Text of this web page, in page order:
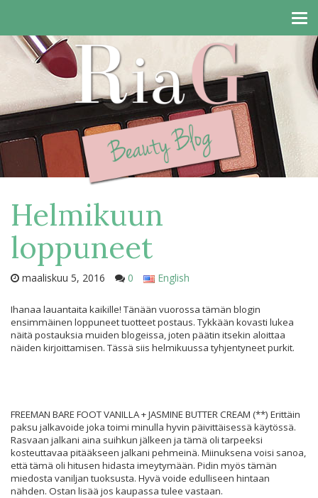
Helmikuun
loppuneet
maaliskuu 5, 2016 0 English
Ihanaa lauantaita kaikille! Tänään vuorossa tämän blogin
ensimmäinen loppuneet tuotteet postaus. Tykkään kovasti lukea
näitä postauksia muiden blogeissa, joten päätin itsekin aloittaa
näiden kirjoittamisen. Tässä siis helmikuussa tyhjentyneet purkit.
FREEMAN BARE FOOT VANILLA + JASMINE BUTTER CREAM (**) Erittäin
paksu jalkavoide joka toimi minulla hyvin päivittäisessä käytössä.
Rasvaan jalkani aina suihkun jälkeen ja tämä oli tarpeeksi
kosteuttavaa pitääkseen jalkani pehmeinä. Miinuksena voisi sanoa,
että tämä oli hitusen hidasta imeytymään. Pidin myös tämän
miedosta vaniljan tuoksusta. Hyvä voide edulliseen hintaan
nähden. Ostan lisää jos kaupassa tulee vastaan.